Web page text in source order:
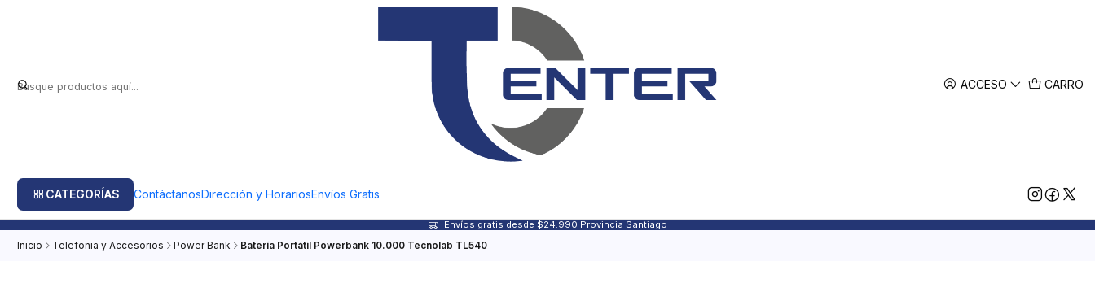
ACCESO CARRO
CATEGORÍAS ContáctanosDirección y HorariosEnvíos Gratis
Envíos gratis desde $24.990 Provincia Santiago
Inicio Telefonia y Accesorios Power Bank Batería Portátil Powerbank 10.000 Tecnolab TL540